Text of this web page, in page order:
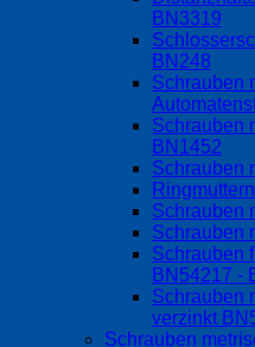
BN3319
BN248
Schrauben
Schrauben
BN1452
Schrauben
Schrauben
Schrauben
Schrauben
BN54217 -
Schrauben
verzinkt
Schrauben